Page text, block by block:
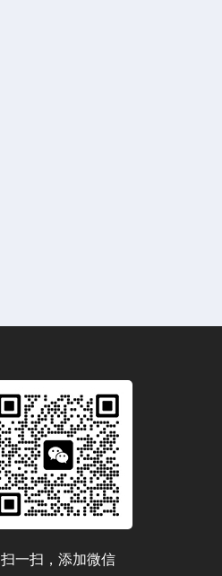
扫一扫，添加微信